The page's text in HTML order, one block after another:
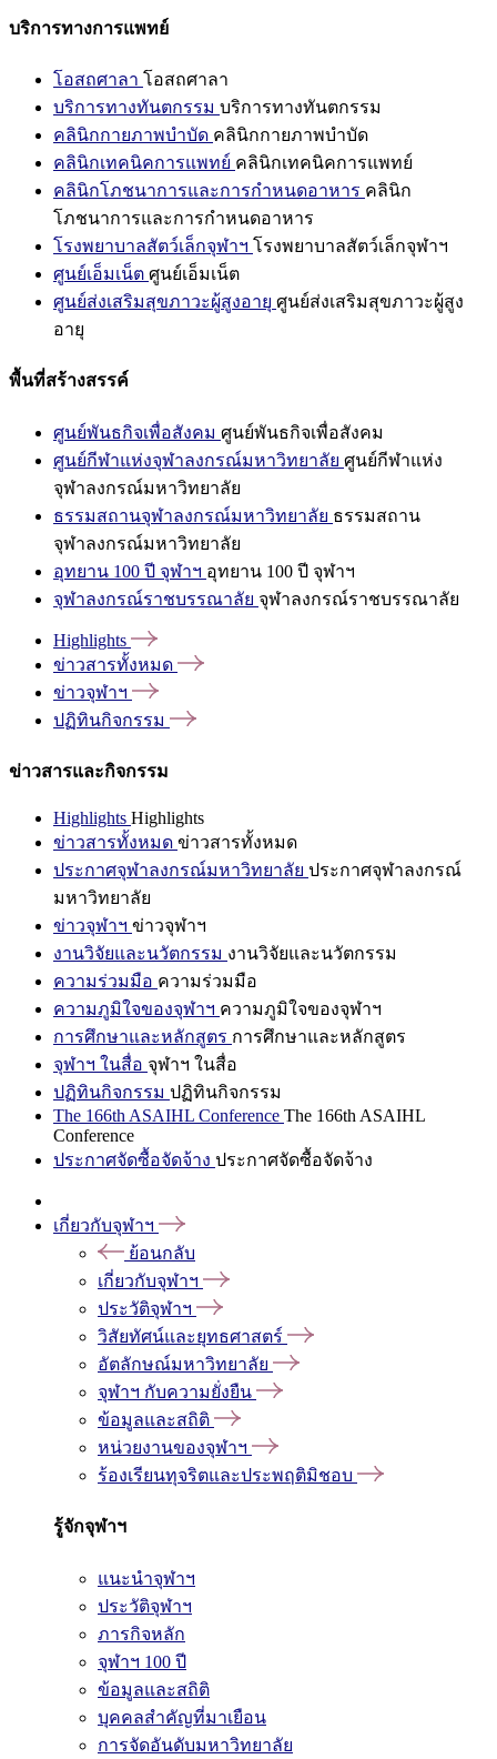
บริการทางการแพทย์
โอสถศาลา โอสถศาลา
บริการทางทันตกรรม บริการทางทันตกรรม
คลินิกกายภาพบำบัด คลินิกกายภาพบำบัด
คลินิกเทคนิคการแพทย์ คลินิกเทคนิคการแพทย์
คลินิกโภชนาการและการกำหนดอาหาร คลินิก
โภชนาการและการกำหนดอาหาร
โรงพยาบาลสัตว์เล็กจุฬาฯ โรงพยาบาลสัตว์เล็กจุฬาฯ
ศูนย์เอ็มเน็ต ศูนย์เอ็มเน็ต
ศูนย์ส่งเสริมสุขภาวะผู้สูงอายุ ศูนย์ส่งเสริมสุขภาวะผู้สูง
อายุ
พื้นที่สร้างสรรค์
ศูนย์พันธกิจเพื่อสังคม ศูนย์พันธกิจเพื่อสังคม
ศูนย์กีฬาแห่งจุฬาลงกรณ์มหาวิทยาลัย ศูนย์กีฬาแห่ง
จุฬาลงกรณ์มหาวิทยาลัย
ธรรมสถานจุฬาลงกรณ์มหาวิทยาลัย ธรรมสถาน
จุฬาลงกรณ์มหาวิทยาลัย
อุทยาน 100 ปี จุฬาฯ อุทยาน 100 ปี จุฬาฯ
จุฬาลงกรณ์ราชบรรณาลัย จุฬาลงกรณ์ราชบรรณาลัย
Highlights
ข่าวสารทั้งหมด
ข่าวจุฬาฯ
ปฏิทินกิจกรรม
ข่าวสารและกิจกรรม
Highlights Highlights
ข่าวสารทั้งหมด ข่าวสารทั้งหมด
ประกาศจุฬาลงกรณ์มหาวิทยาลัย ประกาศจุฬาลงกรณ์
มหาวิทยาลัย
ข่าวจุฬาฯ ข่าวจุฬาฯ
งานวิจัยและนวัตกรรม งานวิจัยและนวัตกรรม
ความร่วมมือ ความร่วมมือ
ความภูมิใจของจุฬาฯ ความภูมิใจของจุฬาฯ
การศึกษาและหลักสูตร การศึกษาและหลักสูตร
จุฬาฯ ในสื่อ จุฬาฯ ในสื่อ
ปฏิทินกิจกรรม ปฏิทินกิจกรรม
The 166th ASAIHL Conference The 166th ASAIHL
Conference
ประกาศจัดซื้อจัดจ้าง ประกาศจัดซื้อจัดจ้าง
เกี่ยวกับจุฬาฯ
ย้อนกลับ
เกี่ยวกับจุฬาฯ
ประวัติจุฬาฯ
วิสัยทัศน์และยุทธศาสตร์
อัตลักษณ์มหาวิทยาลัย
จุฬาฯ กับความยั่งยืน
ข้อมูลและสถิติ
หน่วยงานของจุฬาฯ
ร้องเรียนทุจริตและประพฤติมิชอบ
รู้จักจุฬาฯ
แนะนำจุฬาฯ
ประวัติจุฬาฯ
ภารกิจหลัก
จุฬาฯ 100 ปี
ข้อมูลและสถิติ
บุคคลสำคัญที่มาเยือน
การจัดอันดับมหาวิทยาลัย